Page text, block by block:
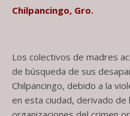
Chilpancingo, Gro.
Los colectivos de madres
de búsqueda de sus
Chilpancingo, debido a la
en esta ciudad, derivado de